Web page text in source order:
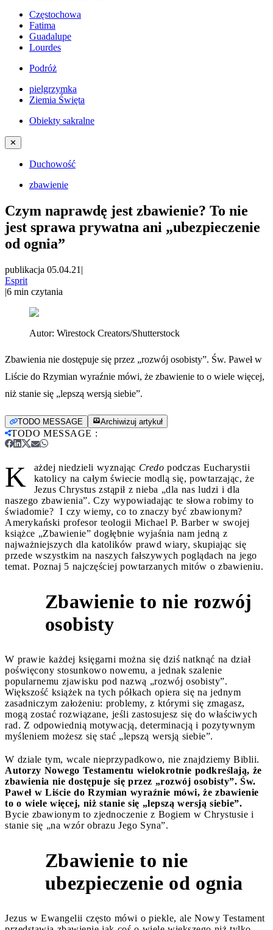
Częstochowa
Fatima
Guadalupe
Lourdes
Podróż
pielgrzymka
Ziemia Święta
Obiekty sakralne
✕
Duchowość
zbawienie
Czym naprawdę jest zbawienie? To nie
jest sprawa prywatna ani „ubezpieczenie
od ognia”
publikacja 05.04.21 |
Esprit
|6 min czytania
Autor: Wirestock Creators/Shutterstock
Zbawienia nie dostępuje się przez „rozwój osobisty”. Św. Paweł w
Liście do Rzymian wyraźnie mówi, że zbawienie to o wiele więcej,
niż stanie się „lepszą wersją siebie”.
TODO MESSAGE Archiwizuj artykuł
TODO MESSAGE :
K ażdej niedzieli wyznając Credo podczas Eucharystii
katolicy na całym świecie modlą się, powtarzając, że
Jezus Chrystus zstąpił z nieba „dla nas ludzi i dla
naszego zbawienia”. Czy wypowiadając te słowa robimy to
świadomie? I czy wiemy, co to znaczy być zbawionym?
Amerykański profesor teologii Michael P. Barber w swojej
książce „Zbawienie” dogłębnie wyjaśnia nam jedną z
najważniejszych dla katolików prawd wiary, skupiając się
przede wszystkim na naszych fałszywych poglądach na jego
temat. Poznaj 5 najczęściej powtarzanych mitów o zbawieniu.
Zbawienie to nie rozwój
osobisty
W prawie każdej księgarni można się dziś natknąć na dział
poświęcony stosunkowo nowemu, a jednak szalenie
popularnemu zjawisku pod nazwą „rozwój osobisty”.
Większość książek na tych półkach opiera się na jednym
zasadniczym założeniu: problemy, z którymi się zmagasz,
mogą zostać rozwiązane, jeśli zastosujesz się do właściwych
rad. Z odpowiednią motywacją, determinacją i pozytywnym
myśleniem możesz się stać „lepszą wersją siebie”.
W dziale tym, wcale nieprzypadkowo, nie znajdziemy Biblii.
Autorzy Nowego Testamentu wielokrotnie podkreślają, że
zbawienia nie dostępuje się przez „rozwój osobisty”. Św.
Paweł w Liście do Rzymian wyraźnie mówi, że zbawienie
to o wiele więcej, niż stanie się „lepszą wersją siebie”.
Bycie zbawionym to zjednoczenie z Bogiem w Chrystusie i
stanie się „na wzór obrazu Jego Syna”.
Zbawienie to nie
ubezpieczenie od ognia
Jezus w Ewangelii często mówi o piekle, ale Nowy Testament